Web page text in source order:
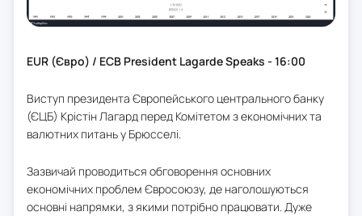
EUR (Євро) / ECB President Lagarde Speaks - 16:00
Виступ президента Європейського центрального банку
(ЄЦБ) Крістін Лагард перед Комітетом з економічних та
валютних питань у Брюсселі.
Зазвичай проводиться обговорення основних
економічних проблем Євросоюзу, де наголошуються
основні напрямки, з якими потрібно працювати. Дуже